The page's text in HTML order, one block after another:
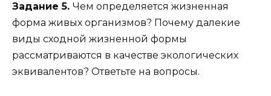
Задание 5. Чем определяется жизненная
форма живых организмов? Почему далекие
виды сходной жизненной формы
рассматриваются в качестве экологических
эквивалентов? Ответьте на вопросы.